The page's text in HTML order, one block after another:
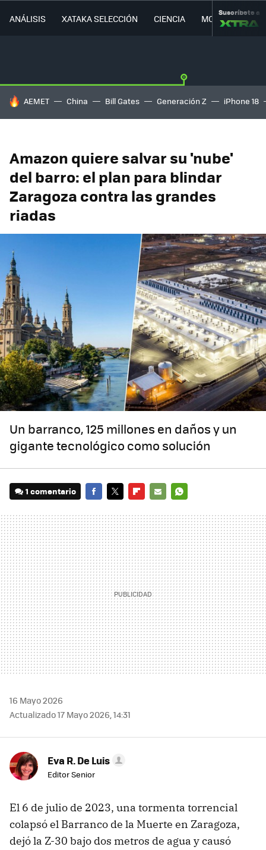
ANÁLISIS XATAKA SELECCIÓN CIENCIA MOVILIDAD
Suscríbete a
HOY SE HABLA DE
AEMET China Bill Gates Generación Z iPhone 18
Amazon quiere salvar su 'nube'
del barro: el plan para blindar
Zaragoza contra las grandes
riadas
Un barranco, 125 millones en daños y un
gigante tecnológico como solución
1 comentario
MAIL
16 Mayo 2026
Actualizado 17 Mayo 2026, 14:31
Eva R. De Luis
Editor Senior
El 6 de julio de 2023, una tormenta torrencial
colapsó el Barranco de la Muerte en Zaragoza,
dejó la Z-30 bajo dos metros de agua y causó